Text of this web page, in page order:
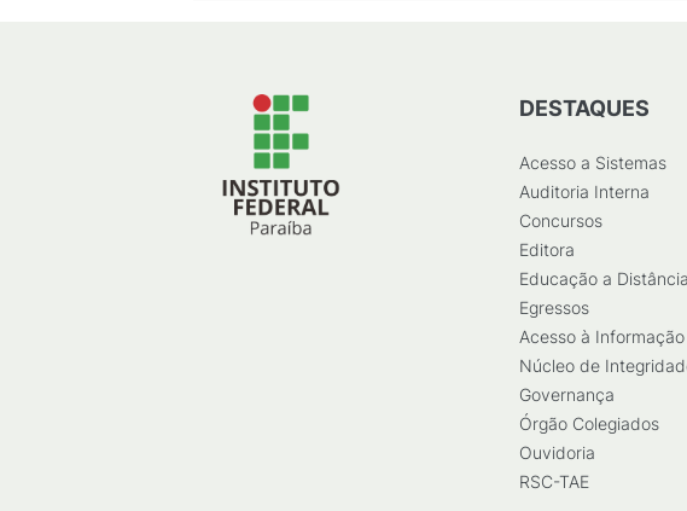
DESTAQUES
Acesso a Sistemas
Auditoria Interna
Concursos
Editora
Educação a
Egressos
Acesso à Informação
Núcleo de
Governança
Órgão Colegiados
Ouvidoria
RSC-TAE